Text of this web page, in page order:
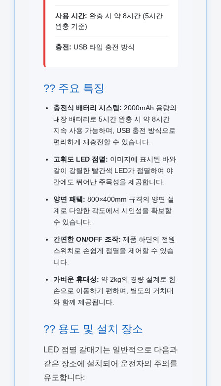
사용 시간: 완충 시 약 8시간 (5시간
완충 기준)
충전: USB 타입 충전 방식
?? 주요 특징
충전식 배터리 시스템: 2000mAh 용량의
내장 배터리로 5시간 완충 시 약 8시간
지속 사용 가능하며, USB 충전 방식으로
편리하게 재충전할 수 있습니다.
고휘도 LED 점멸: 이미지에 표시된 바와
같이 강렬한 빨간색 LED가 점멸하여 야
간에도 뛰어난 주목성을 제공합니다.
양면 패턬: 800×400mm 규격의 양면 설
계로 다양한 각도에서 시인성을 확보할
수 있습니다.
간편한 ON/OFF 조작: 제품 하단의 전원
스위치로 손쉽게 점멸을 제어할 수 있습
니다.
가벼운 휴대성: 약 2kg의 경량 설계로 한
손으로 이동하기 편하며, 별도의 거치대
와 함께 제공됩니다.
?? 용도 및 설치 장소
LED 점멸 갈매기는 일반적으로 다음과
같은 장소에 설치되어 운전자의 주의를
유도합니다: